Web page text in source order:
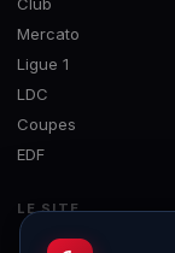
Mercato
Ligue 1
LDC
Coupes
EDF
LE SITE